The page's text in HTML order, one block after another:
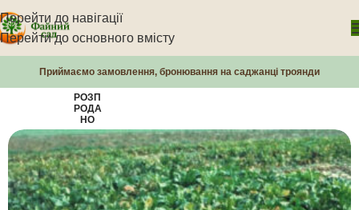
Перейти до навігації
Перейти до основного вмісту
Приймаємо замовлення, бронювання на саджанці троянди
РОЗП
РОДА
НО